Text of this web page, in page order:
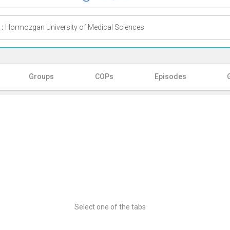
Hormozgan University of Medical Sciences
Groups COPs Episodes
Select one of the tabs